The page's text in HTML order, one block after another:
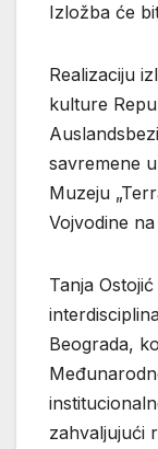
Izložba će
Realizaciju
kulture
savremene
Muzeju
Vojvodine
Tanja
Beograda,
zahvaljujući